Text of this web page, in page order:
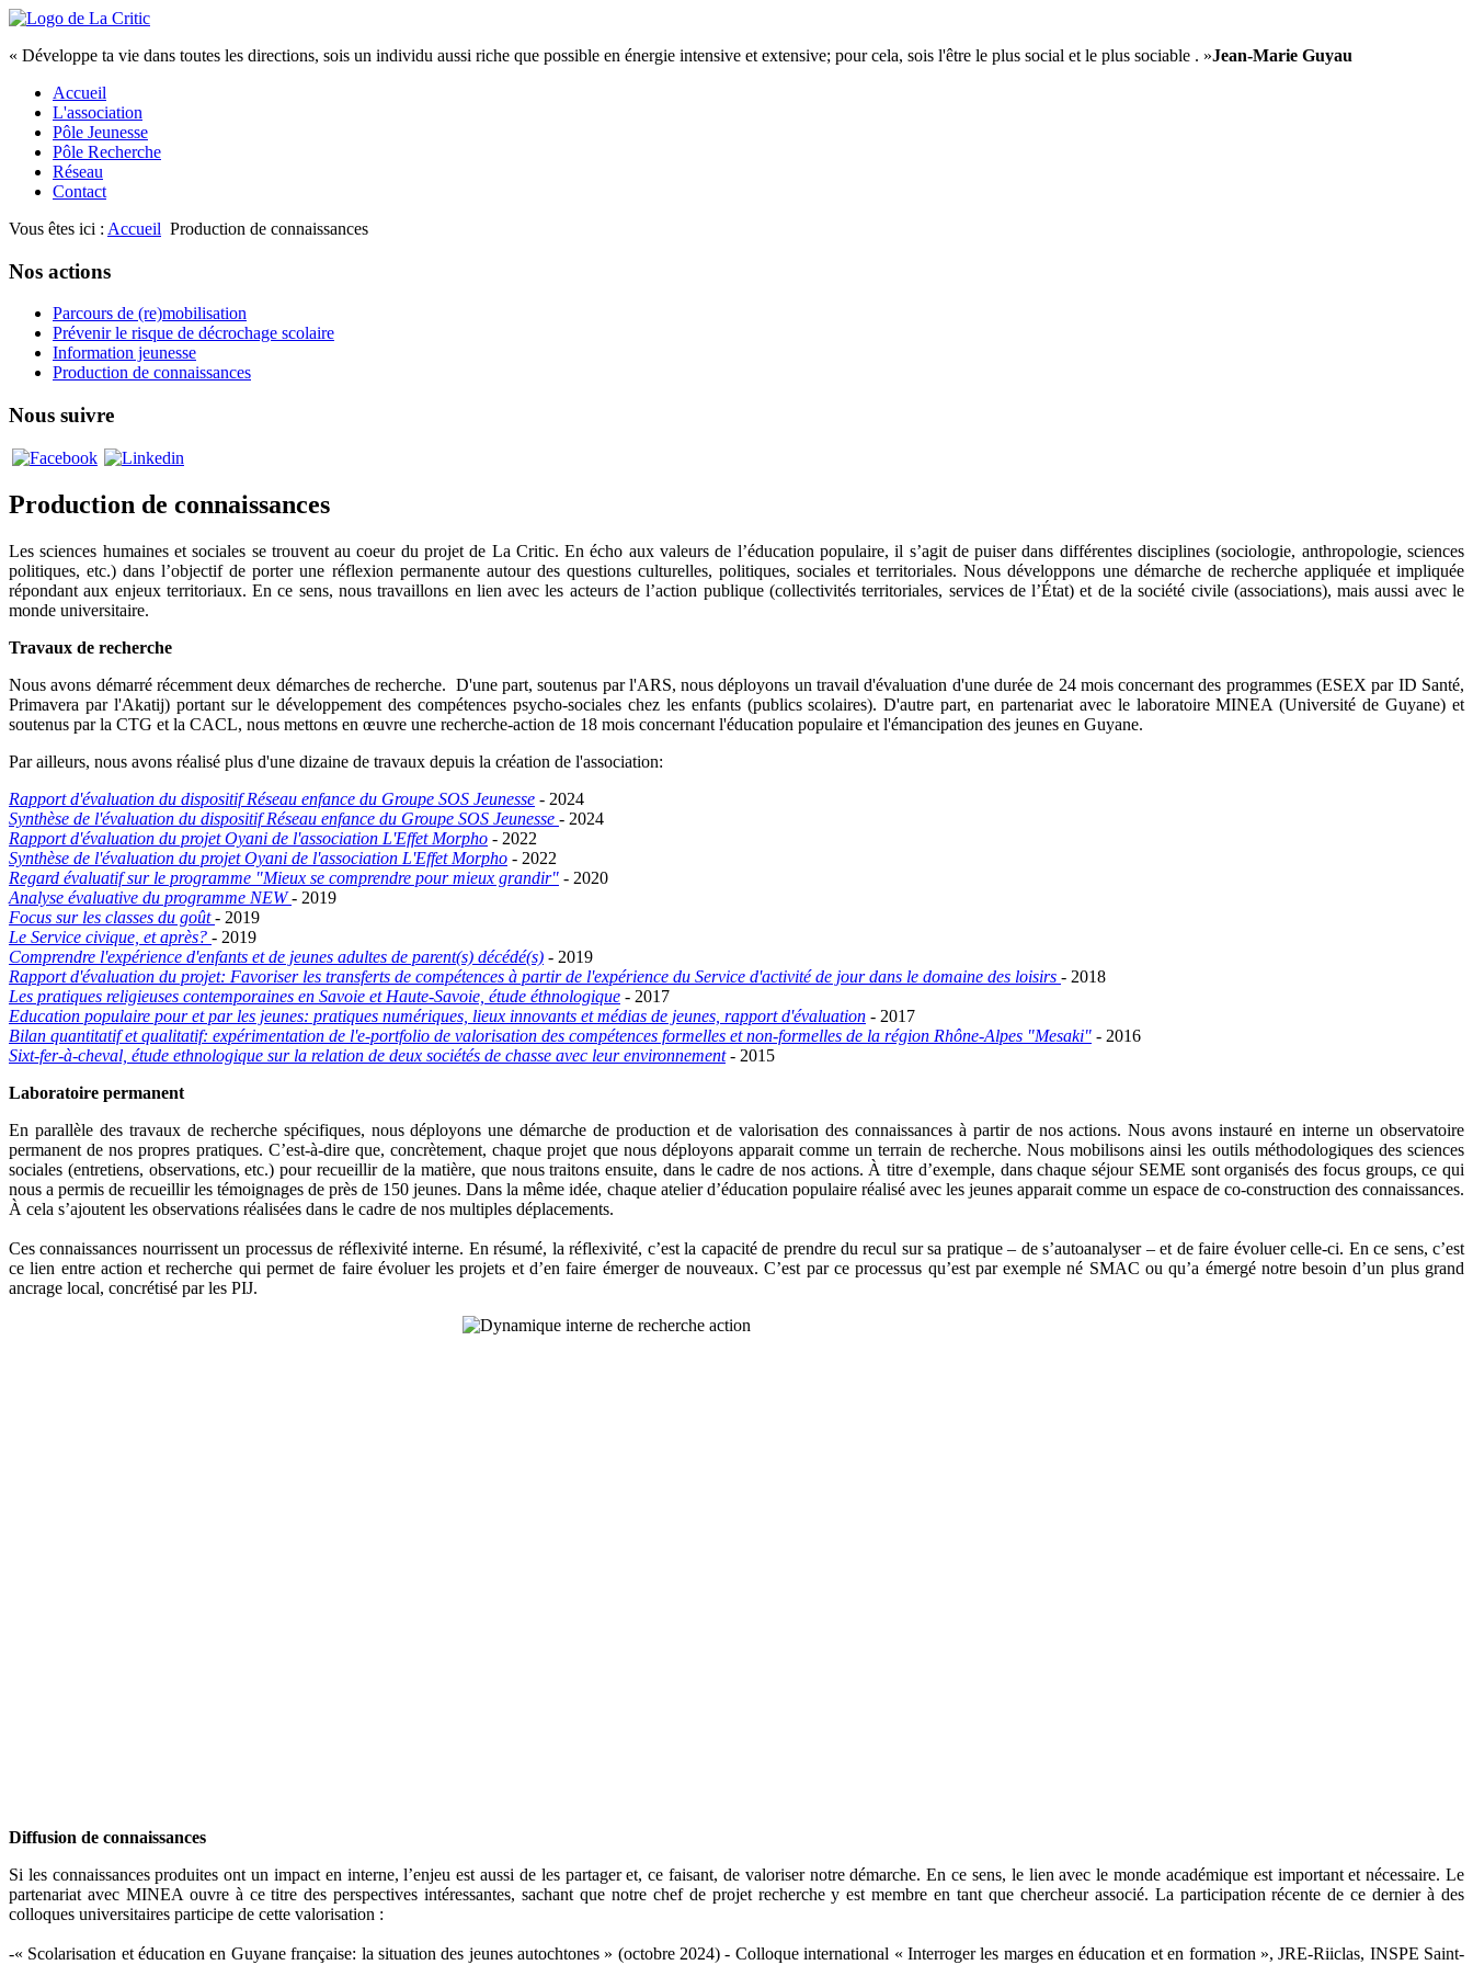
« Développe ta vie dans toutes les directions, sois un individu aussi riche que possible en énergie intensive et extensive; pour cela, sois l'être le plus social et le plus sociable . »Jean-Marie Guyau
Accueil
L'association
Pôle Jeunesse
Pôle Recherche
Réseau
Contact
Vous êtes ici : Accueil Production de connaissances
Nos actions
Parcours de (re)mobilisation
Prévenir le risque de décrochage scolaire
Information jeunesse
Production de connaissances
Nous suivre
Production de connaissances
Les sciences humaines et sociales se trouvent au coeur du projet de La Critic. En écho aux valeurs de l’éducation populaire, il s’agit de puiser dans différentes disciplines (sociologie, anthropologie, sciences
politiques, etc.) dans l’objectif de porter une réflexion permanente autour des questions culturelles, politiques, sociales et territoriales. Nous développons une démarche de recherche appliquée et impliquée
répondant aux enjeux territoriaux. En ce sens, nous travaillons en lien avec les acteurs de l’action publique (collectivités territoriales, services de l’État) et de la société civile (associations), mais aussi avec le
monde universitaire.
Travaux de recherche
Nous avons démarré récemment deux démarches de recherche. D'une part, soutenus par l'ARS, nous déployons un travail d'évaluation d'une durée de 24 mois concernant des programmes (ESEX par ID Santé,
Primavera par l'Akatij) portant sur le développement des compétences psycho-sociales chez les enfants (publics scolaires). D'autre part, en partenariat avec le laboratoire MINEA (Université de Guyane) et
soutenus par la CTG et la CACL, nous mettons en œuvre une recherche-action de 18 mois concernant l'éducation populaire et l'émancipation des jeunes en Guyane.
Par ailleurs, nous avons réalisé plus d'une dizaine de travaux depuis la création de l'association:
Rapport d'évaluation du dispositif Réseau enfance du Groupe SOS Jeunesse - 2024
Synthèse de l'évaluation du dispositif Réseau enfance du Groupe SOS Jeunesse - 2024
Rapport d'évaluation du projet Oyani de l'association L'Effet Morpho - 2022
Synthèse de l'évaluation du projet Oyani de l'association L'Effet Morpho - 2022
Regard évaluatif sur le programme "Mieux se comprendre pour mieux grandir" - 2020
Analyse évaluative du programme NEW- 2019
Focus sur les classes du goût- 2019
Le Service civique, et après? - 2019
Comprendre l'expérience d'enfants et de jeunes adultes de parent(s) décédé(s) - 2019
Rapport d'évaluation du projet: Favoriser les transferts de compétences à partir de l'expérience du Service d'activité de jour dans le domaine des loisirs - 2018
Les pratiques religieuses contemporaines en Savoie et Haute-Savoie, étude éthnologique - 2017
Education populaire pour et par les jeunes: pratiques numériques, lieux innovants et médias de jeunes, rapport d'évaluation - 2017
Bilan quantitatif et qualitatif: expérimentation de l'e-portfolio de valorisation des compétences formelles et non-formelles de la région Rhône-Alpes "Mesaki" - 2016
Sixt-fer-à-cheval, étude ethnologique sur la relation de deux sociétés de chasse avec leur environnement- 2015
Laboratoire permanent
En parallèle des travaux de recherche spécifiques, nous déployons une démarche de production et de valorisation des connaissances à partir de nos actions. Nous avons instauré en interne un observatoire
permanent de nos propres pratiques. C’est-à-dire que, concrètement, chaque projet que nous déployons apparait comme un terrain de recherche. Nous mobilisons ainsi les outils méthodologiques des sciences
sociales (entretiens, observations, etc.) pour recueillir de la matière, que nous traitons ensuite, dans le cadre de nos actions. À titre d’exemple, dans chaque séjour SEME sont organisés des focus groups, ce qui
nous a permis de recueillir les témoignages de près de 150 jeunes. Dans la même idée, chaque atelier d’éducation populaire réalisé avec les jeunes apparait comme un espace de co-construction des connaissances.
À cela s’ajoutent les observations réalisées dans le cadre de nos multiples déplacements.
Ces connaissances nourrissent un processus de réflexivité interne. En résumé, la réflexivité, c’est la capacité de prendre du recul sur sa pratique – de s’autoanalyser – et de faire évoluer celle-ci. En ce sens, c’est
ce lien entre action et recherche qui permet de faire évoluer les projets et d’en faire émerger de nouveaux. C’est par ce processus qu’est par exemple né SMAC ou qu’a émergé notre besoin d’un plus grand
ancrage local, concrétisé par les PIJ.
Diffusion de connaissances
Si les connaissances produites ont un impact en interne, l’enjeu est aussi de les partager et, ce faisant, de valoriser notre démarche. En ce sens, le lien avec le monde académique est important et nécessaire. Le
partenariat avec MINEA ouvre à ce titre des perspectives intéressantes, sachant que notre chef de projet recherche y est membre en tant que chercheur associé. La participation récente de ce dernier à des
colloques universitaires participe de cette valorisation :
-« Scolarisation et éducation en Guyane française: la situation des jeunes autochtones » (octobre 2024) - Colloque international « Interroger les marges en éducation et en formation », JRE-Riiclas, INSPE Saint-